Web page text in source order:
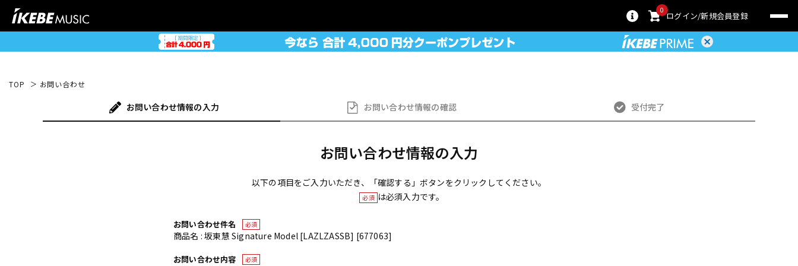
0
ログイン 新規会員登録
TOP お問い合わせ
お問い合わせ情報の入力 お問い合わせ情報の確認 受付完了
お問い合わせ情報の入力
以下の項目をご入力いただき、「確認する」ボタンをクリックしてください。
必須 は必須入力です。
お問い合わせ件名 必須
商品名 : 坂東慧 Signature Model [LAZLZASSB] [677063]
お問い合わせ内容 必須